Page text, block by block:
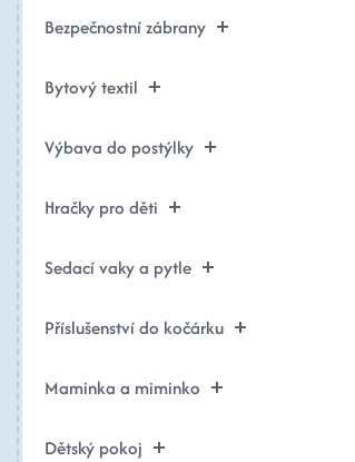
Bezpečnostní zábrany
Bytový textil
Výbava do postýlky
Hračky pro děti
Sedací vaky a pytle
Příslušenství do kočárku
Maminka a miminko
Dětský pokoj